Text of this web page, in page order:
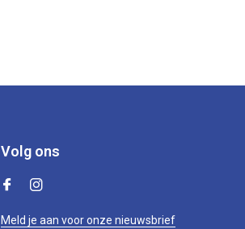
Volg ons
Meld je aan voor onze nieuwsbrief